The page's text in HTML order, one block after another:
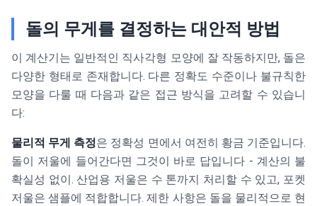
돌의 무게를 결정하는 대안적 방법
이 계산기는 일반적인 직사각형 모양에 잘 작동하지만, 돌은
다양한 형태로 존재합니다. 다른 정확도 수준이나 불규칙한
모양을 다룰 때 다음과 같은 접근 방식을 고려할 수 있습니
다:
물리적 무게 측정은 정확성 면에서 여전히 황금 기준입니다.
돌이 저울에 들어간다면 그것이 바로 답입니다 - 계산의 불
확실성 없이. 산업용 저울은 수 톤까지 처리할 수 있고, 포켓
저울은 샘플에 적합합니다. 제한 사항은 돌을 물리적으로 현